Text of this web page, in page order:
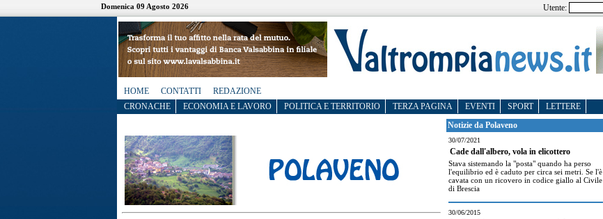
Domenica 09 Agosto 2026 Utente:
HOME CONTATTI
REDAZIONE
CRONACHE
ECONOMIA E LAVORO POLITICA E TERRITORIO TERZA PAGINA EVENTI SPORT LETTERE
Notizie da Polaveno
30/07/2021
Cade dall'albero, vola in elicottero
Stava sistemando la "posta" quando ha perso
l'equilibrio ed è caduto per circa sei metri. Se l'è
cavata con un ricovero in codice giallo al Civile
di Brescia
30/06/2015